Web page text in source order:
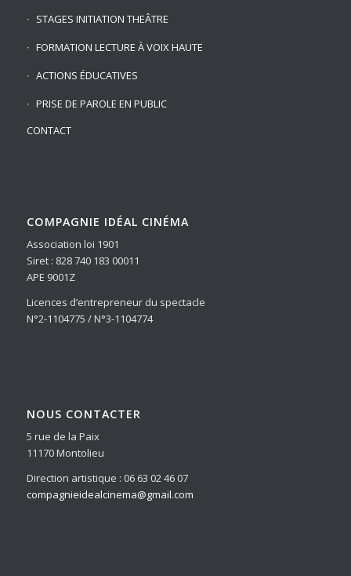
STAGES INITIATION THEÂTRE
FORMATION LECTURE À VOIX HAUTE
ACTIONS ÉDUCATIVES
PRISE DE PAROLE EN PUBLIC
CONTACT
COMPAGNIE IDÉAL CINÉMA
Association loi 1901
Siret : 828 740 183 00011
APE 9001Z
Licences d’entrepreneur du spectacle
N°2-1104775 / N°3-1104774
NOUS CONTACTER
5 rue de la Paix
11170 Montolieu
Direction artistique : 06 63 02 46 07
compagnieidealcinema@gmail.com